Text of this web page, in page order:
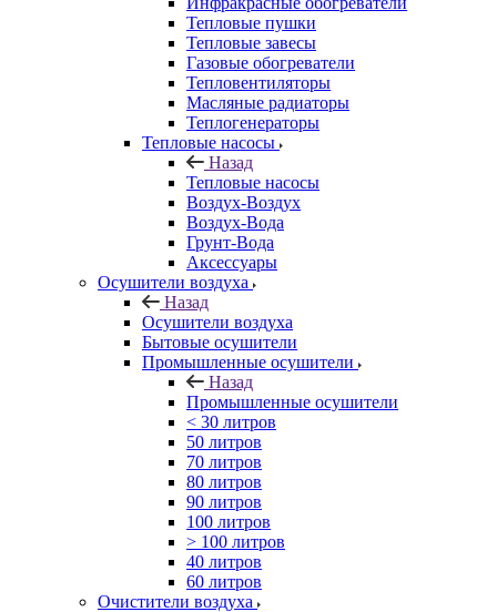
Тепловые пушки
Тепловые завесы
Газовые обогреватели
Тепловентиляторы
Масляные радиаторы
Теплогенераторы
Тепловые насосы
Назад
Тепловые насосы
Воздух-Воздух
Воздух-Вода
Грунт-Вода
Аксессуары
Осушители воздуха
Назад
Осушители воздуха
Бытовые осушители
Промышленные осушители
Назад
Промышленные осушители
< 30 литров
50 литров
70 литров
80 литров
90 литров
100 литров
> 100 литров
40 литров
60 литров
Очистители воздуха